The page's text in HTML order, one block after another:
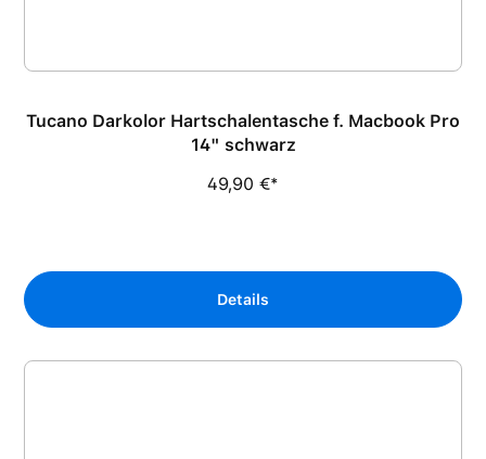
Tucano Darkolor Hartschalentasche f. Macbook Pro
14" schwarz
49,90 €*
Details